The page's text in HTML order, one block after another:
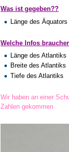
Was ist gegeben??
Länge des
Welche Infos
Länge des Atlantiks
Breite des Atlantiks
Tiefe des Atlantiks
Wir haben an einer
Zahlen gekommen